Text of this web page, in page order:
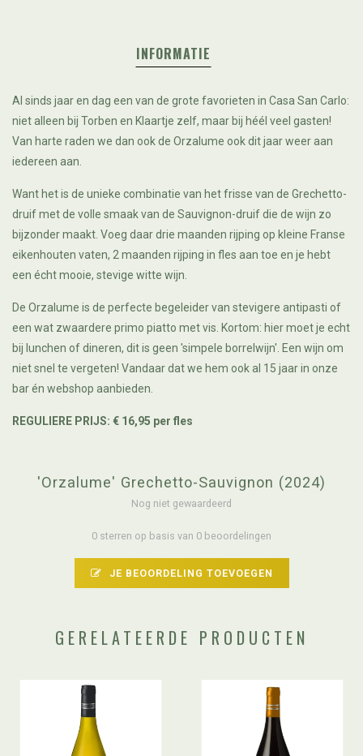
INFORMATIE
Al sinds jaar en dag een van de grote favorieten in Casa San Carlo:
niet alleen bij Torben en Klaartje zelf, maar bij héél veel gasten!
Van harte raden we dan ook de Orzalume ook dit jaar weer aan
iedereen aan.
Want het is de unieke combinatie van het frisse van de Grechetto-
druif met de volle smaak van de Sauvignon-druif die de wijn zo
bijzonder maakt. Voeg daar drie maanden rijping op kleine Franse
eikenhouten vaten, 2 maanden rijping in fles aan toe en je hebt
een écht mooie, stevige witte wijn.
De Orzalume is de perfecte begeleider van stevigere antipasti of
een wat zwaardere primo piatto met vis. Kortom: hier moet je echt
bij lunchen of dineren, dit is geen 'simpele borrelwijn'. Een wijn om
niet snel te vergeten! Vandaar dat we hem ook al 15 jaar in onze
bar én webshop aanbieden.
REGULIERE PRIJS: € 16,95 per fles
'Orzalume' Grechetto-Sauvignon (2024)
Nog niet gewaardeerd
0 sterren op basis van 0 beoordelingen
JE BEOORDELING TOEVOEGEN
GERELATEERDE PRODUCTEN